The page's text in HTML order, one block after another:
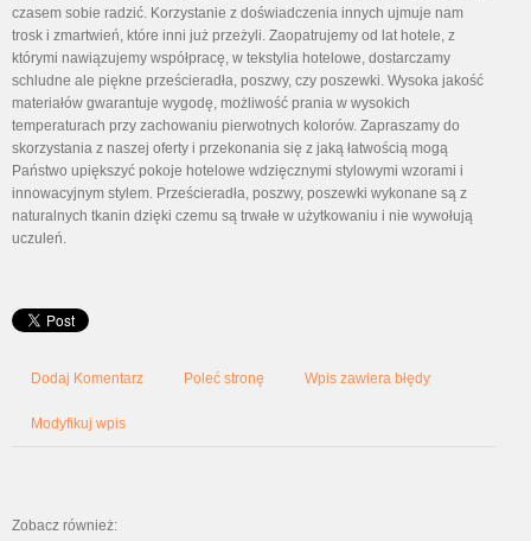
czasem sobie radzić. Korzystanie z doświadczenia innych ujmuje nam
trosk i zmartwień, które inni już przeżyli. Zaopatrujemy od lat hotele, z
którymi nawiązujemy współpracę, w tekstylia hotelowe, dostarczamy
schludne ale piękne prześcieradła, poszwy, czy poszewki. Wysoka jakość
materiałów gwarantuje wygodę, możliwość prania w wysokich
temperaturach przy zachowaniu pierwotnych kolorów. Zapraszamy do
skorzystania z naszej oferty i przekonania się z jaką łatwością mogą
Państwo upiększyć pokoje hotelowe wdzięcznymi stylowymi wzorami i
innowacyjnym stylem. Prześcieradła, poszwy, poszewki wykonane są z
naturalnych tkanin dzięki czemu są trwałe w użytkowaniu i nie wywołują
uczuleń.
Dodaj Komentarz Poleć stronę Wpis zawiera błędy
Modyfikuj wpis
Zobacz również: